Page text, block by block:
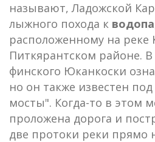
называют, Ладожской
лыжного похода к
расположенному на реке
Питкярантском районе. В
финского Юканкоски
но он также известен
мосты". Когда-то в этом
проложена дорога и
две протоки реки